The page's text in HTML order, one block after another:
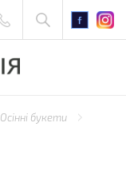
Осінні букети